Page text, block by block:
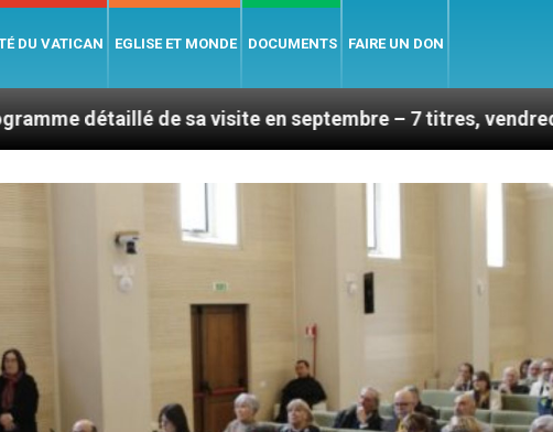
DU VATICAN EGLISE ET MONDE DOCUMENTS FAIRE UN DON
de sa visite en septembre – 7 titres, vendredi 7 août 2026